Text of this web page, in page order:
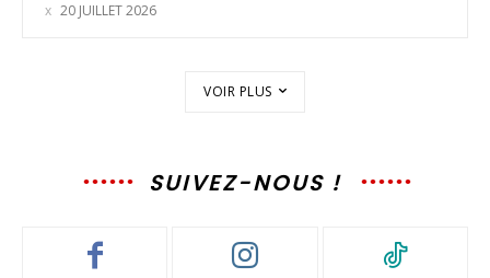
20 JUILLET 2026
VOIR PLUS
SUIVEZ-NOUS !